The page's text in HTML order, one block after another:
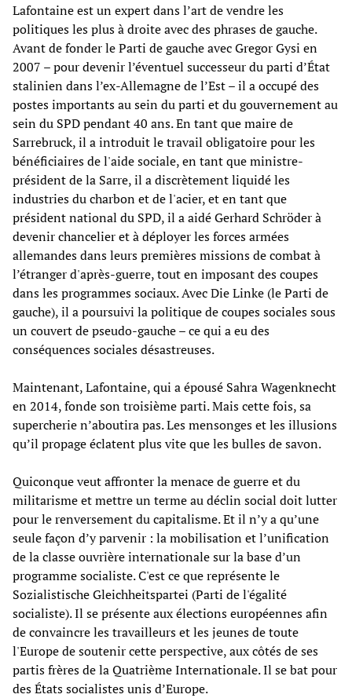
Lafontaine est un expert dans l’art de vendre les
politiques les plus à droite avec des phrases de gauche.
Avant de fonder le Parti de gauche avec Gregor Gysi en
2007 – pour devenir l’éventuel successeur du parti d’État
stalinien dans l’ex-Allemagne de l’Est – il a occupé des
postes importants au sein du parti et du gouvernement au
sein du SPD pendant 40 ans. En tant que maire de
Sarrebruck, il a introduit le travail obligatoire pour les
bénéficiaires de l'aide sociale, en tant que ministre-
président de la Sarre, il a discrètement liquidé les
industries du charbon et de l'acier, et en tant que
président national du SPD, il a aidé Gerhard Schröder à
devenir chancelier et à déployer les forces armées
allemandes dans leurs premières missions de combat à
l’étranger d'après-guerre, tout en imposant des coupes
dans les programmes sociaux. Avec Die Linke (le Parti de
gauche), il a poursuivi la politique de coupes sociales sous
un couvert de pseudo-gauche – ce qui a eu des
conséquences sociales désastreuses.
Maintenant, Lafontaine, qui a épousé Sahra Wagenknecht
en 2014, fonde son troisième parti. Mais cette fois, sa
supercherie n’aboutira pas. Les mensonges et les illusions
qu’il propage éclatent plus vite que les bulles de savon.
Quiconque veut affronter la menace de guerre et du
militarisme et mettre un terme au déclin social doit lutter
pour le renversement du capitalisme. Et il n’y a qu’une
seule façon d’y parvenir : la mobilisation et l’unification
de la classe ouvrière internationale sur la base d’un
programme socialiste. C'est ce que représente le
Sozialistische Gleichheitspartei (Parti de l'égalité
socialiste). Il se présente aux élections européennes afin
de convaincre les travailleurs et les jeunes de toute
l'Europe de soutenir cette perspective, aux côtés de ses
partis frères de la Quatrième Internationale. Il se bat pour
des États socialistes unis d’Europe.